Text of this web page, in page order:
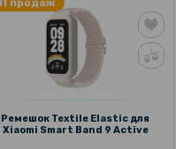
with Glass для Xiaomi
продаж
Ремешок Textile Elastic для
Xiaomi Smart Band 9 Active